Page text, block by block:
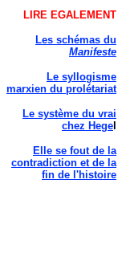
LIRE EGALEMENT
Les schémas du
Manifeste
Le syllogisme
marxien du prolétariat
Le système du vrai
chez Hege
Elle se fout de la
contradiction et de la
fin de l'histoire